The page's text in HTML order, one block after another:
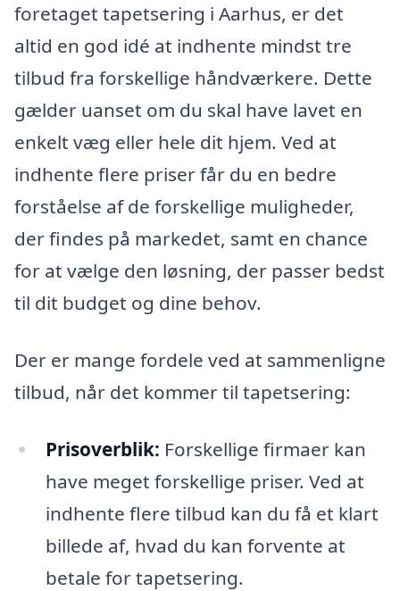
foretaget tapetsering i Aarhus, er det
altid en god idé at indhente mindst tre
tilbud fra forskellige håndværkere. Dette
gælder uanset om du skal have lavet en
enkelt væg eller hele dit hjem. Ved at
indhente flere priser får du en bedre
forståelse af de forskellige muligheder,
der findes på markedet, samt en chance
for at vælge den løsning, der passer bedst
til dit budget og dine behov.
Der er mange fordele ved at sammenligne
tilbud, når det kommer til tapetsering:
Prisoverblik: Forskellige firmaer kan
have meget forskellige priser. Ved at
indhente flere tilbud kan du få et klart
billede af, hvad du kan forvente at
betale for tapetsering.